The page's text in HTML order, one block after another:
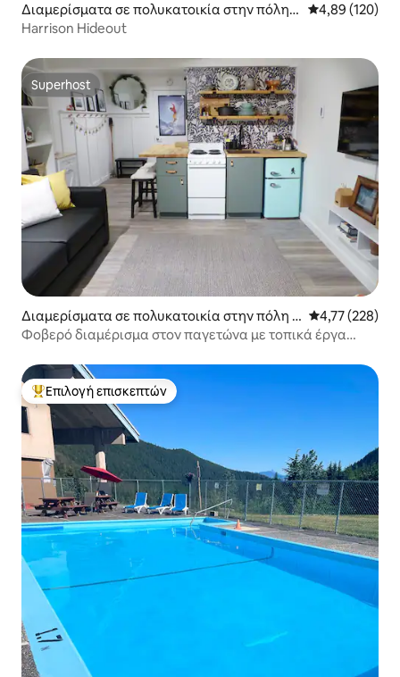
Διαμερίσματα σε πολυκατοικία στην πόλη
Harrison Hot Springs
Μέση
4,89 (120)
Harrison Hideout
Superhost
Superhost
Διαμερίσματα σε πολυκατοικία στην πόλη D
eming
Μέση
4,77 (228)
Φοβερό διαμέρισμα στον παγετώνα με τοπικά έργα
Κορυφαία επιλογή επισκεπτών
Επιλογή επισκεπτών